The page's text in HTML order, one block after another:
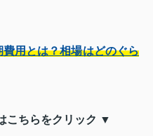
用とは？相場はどのぐら
こちらをクリック ▼